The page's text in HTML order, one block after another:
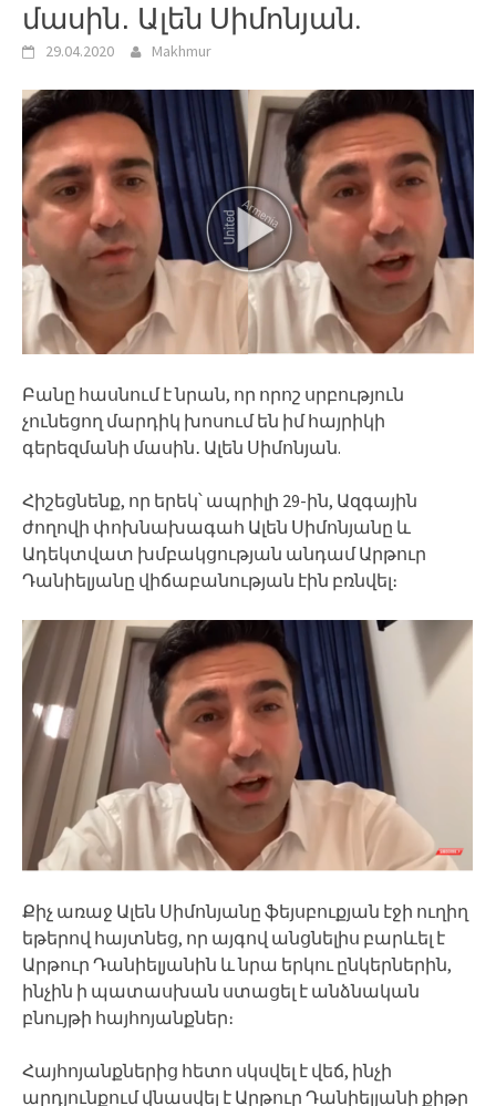
մասին․ Ալեն Սիմոնյան.
29.04.2020 Makhmur
Բանը հասնում է նրան, որ որոշ սրբություն
չունեցող մարդիկ խոսում են իմ հայրիկի
գերեզմանի մասին․ Ալեն Սիմոնյան.
Հիշեցնենք, որ երեկ՝ ապրիլի 29-ին, Ազգային
ժողովի փոխնախագահ Ալեն Սիմոնյանը և
Ադեկտվատ խմբակցության անդամ Արթուր
Դանիելյանը վիճաբանության էին բռնվել։
Քիչ առաջ Ալեն Սիմոնյանը ֆեյսբուքյան էջի ուղիղ
եթերով հայտնեց, որ այգով անցնելիս բարևել է
Արթուր Դանիելյանին և նրա երկու ընկերներին,
ինչին ի պատասխան ստացել է անձնական
բնույթի հայհոյանքներ։
Հայհոյանքներից հետո սկսվել է վեճ, ինչի
արդյունքում վնասվել է Արթուր Դանիելյանի քիթը